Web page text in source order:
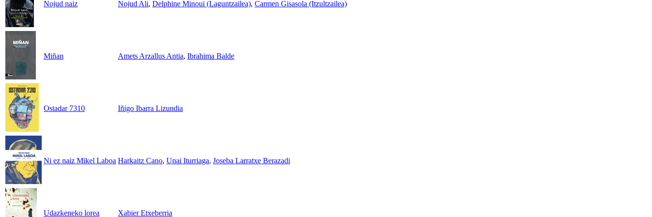
Nojud naiz Nojud Ali, Delphine Minoui (Laguntzailea), Carmen Gisasola (Itzultzailea)
Miñan Amets Arzallus Antia, Ibrahima Balde
Ostadar 7310 Iñigo Ibarra Lizundia
Ni ez naiz Mikel Laboa Harkaitz Cano, Unai Iturriaga, Joseba Larratxe Berazadi
Udazkeneko lorea Xabier Etxeberria